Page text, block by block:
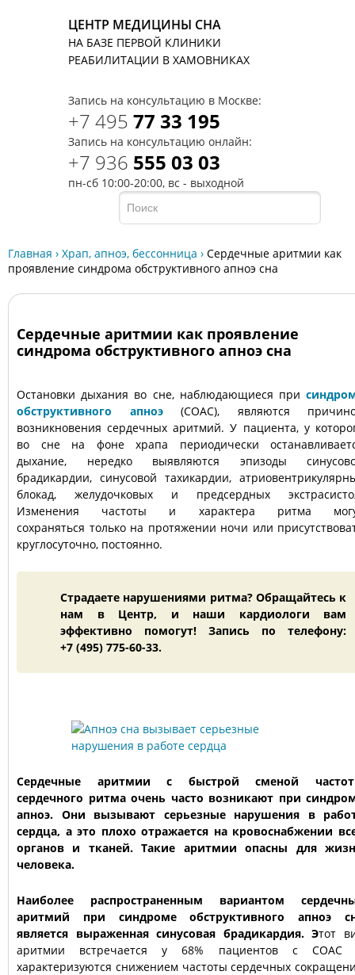
ЦЕНТР МЕДИЦИНЫ СНА
НА БАЗЕ ПЕРВОЙ КЛИНИКИ
РЕАБИЛИТАЦИИ В ХАМОВНИКАХ
Запись на консультацию в Москве:
+7 495 77 33 195
Запись на консультацию онлайн:
+7 936 555 03 03
пн-сб 10:00-20:00, вс - выходной
Главная › Храп, апноэ, бессонница › Сердечные аритмии как
проявление синдрома обструктивного апноэ сна
Сердечные аритмии как проявление
синдрома обструктивного апноэ сна
Остановки дыхания во сне, наблюдающиеся при
обструктивного апноэ
(СОАС), являются
возникновения сердечных аритмий. У пациента, у
во сне на фоне храпа периодически
дыхание, нередко выявляются эпизоды
брадикардии, синусовой тахикардии,
блокад, желудочковых и предсердных
Изменения частоты и характера ритма
сохраняться только на протяжении ночи или
круглосуточно, постоянно.
Страдаете нарушениями ритма? Обращайтесь к
нам в Центр, и наши кардиологи вам
эффективно помогут! Запись по телефону:
+7 (495) 775-60-33.
Сердечные аритмии с быстрой сменой
сердечного ритма очень часто возникают при
апноэ. Они вызывают серьезные нарушения в
сердца, а это плохо отражается на кровоснабжении
органов и тканей. Такие аритмии опасны для
человека.
Наиболее распространенным вариантом
аритмий при синдроме обструктивного апноэ
является выраженная синусовая брадикардия. Этот
аритмии встречается у 68% пациентов с СОАС
характеризуются снижением частоты сердечных